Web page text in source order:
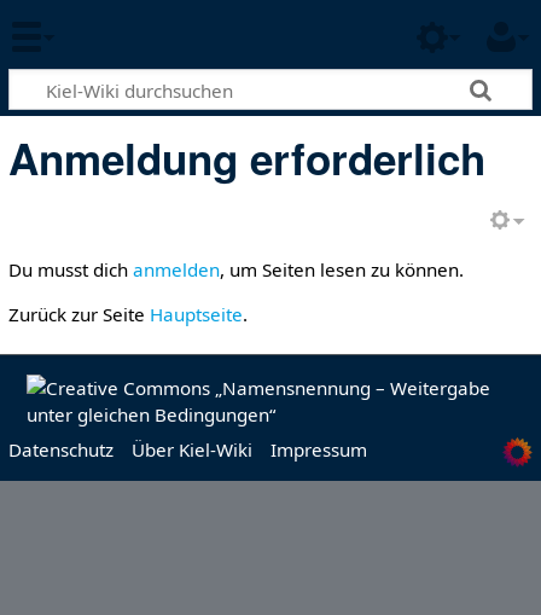
Anmeldung erforderlich
Du musst dich anmelden, um Seiten lesen zu können.
Zurück zur Seite Hauptseite.
Datenschutz Über Kiel-Wiki Impressum